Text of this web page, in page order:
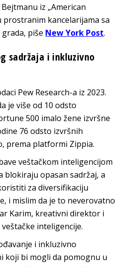
iz „American
prostranim kancelarijama sa
piše New York Post.
sadržaja i inkluzivno
Pew Research-a iz 2023.
je više od 10 odsto
500 imalo žene izvršne
76 odsto izvršnih
prema platformi Zippia.
veštačkom inteligencijom
blokiraju opasan sadržaj, a
za diversifikaciju
i mislim da je to neverovatno
Karim, kreativni direktor i
inteligencije.
i inkluzivno
koji bi mogli da pomognu u